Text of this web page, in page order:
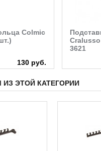
Colmic
130 руб.
3621
ИЗ ЭТОЙ КАТЕГОРИИ